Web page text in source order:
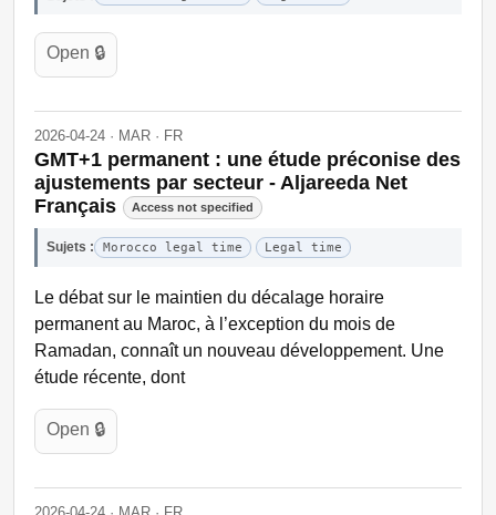
Open 🔒
2026-04-24 · MAR · FR
GMT+1 permanent : une étude préconise des
ajustements par secteur - Aljareeda Net
Français
Access not specified
Sujets : Morocco legal time Legal time
Le débat sur le maintien du décalage horaire
permanent au Maroc, à l’exception du mois de
Ramadan, connaît un nouveau développement. Une
étude récente, dont
Open 🔒